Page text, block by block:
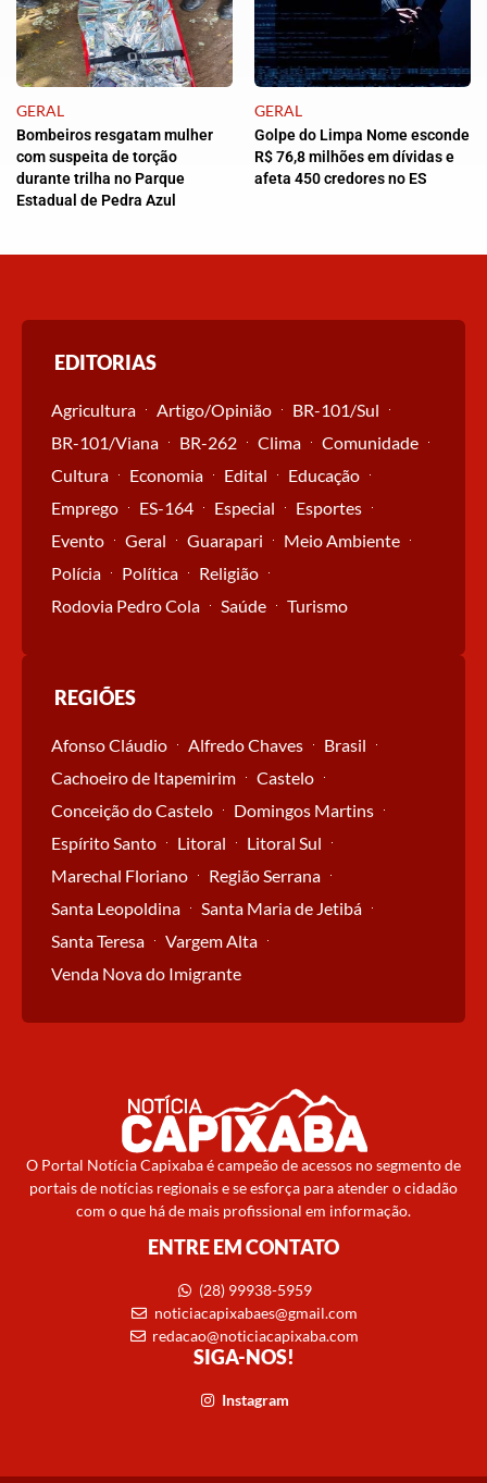
GERAL
Bombeiros resgatam mulher
com suspeita de torção
durante trilha no Parque
Estadual de Pedra Azul
GERAL
Golpe do Limpa Nome esconde
R$ 76,8 milhões em dívidas e
afeta 450 credores no ES
EDITORIAS
Agricultura Artigo/Opinião
BR-101/Sul
BR-101/Viana
BR-262 Clima
Comunidade
Cultura
Economia Edital
Educação
Emprego
ES-164 Especial
Esportes
Evento
Geral Guarapari
Meio Ambiente
Polícia
Política
Religião
Rodovia Pedro Cola
Saúde Turismo
REGIÕES
Afonso Cláudio Alfredo Chaves
Brasil
Cachoeiro de Itapemirim
Castelo
Conceição do Castelo
Domingos Martins
Espírito Santo
Litoral
Litoral Sul
Marechal Floriano
Região Serrana
Santa Leopoldina
Santa Maria de Jetibá
Santa Teresa
Vargem Alta
Venda Nova do Imigrante
O Portal Notícia Capixaba é campeão de acessos no segmento de
portais de notícias regionais e se esforça para atender o cidadão
com o que há de mais profissional em informação.
ENTRE EM CONTATO
(28) 99938-5959
noticiacapixabaes@gmail.com
redacao@noticiacapixaba.com
SIGA-NOS!
Instagram